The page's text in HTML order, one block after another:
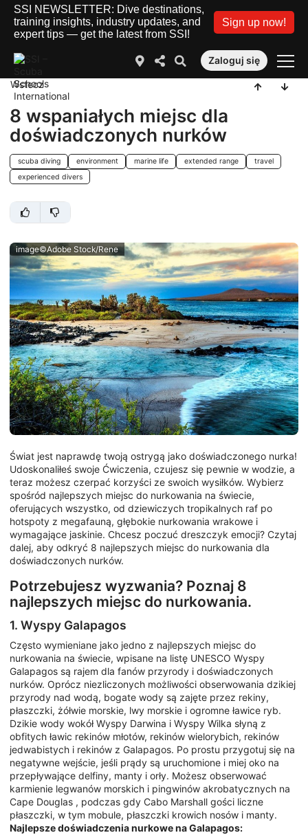
SSI NEWSLETTER: Dive destinations,
training insights, industry updates, and
expert tips — get the latest from SSI!
Sign up now!
Zaloguj się
Wstecz
8 wspaniałych miejsc dla
doświadczonych nurków
scuba diving environment marine life extended range
travel
experienced divers
image©Adobe Stock/Rene
Świat jest naprawdę twoją ostrygą jako doświadczonego nurka!
Udoskonaliłeś swoje Ćwiczenia, czujesz się pewnie w wodzie, a
teraz możesz czerpać korzyści ze swoich wysiłków. Wybierz
spośród najlepszych miejsc do nurkowania na świecie,
oferujących wszystko, od dziewiczych tropikalnych raf po
hotspoty z megafauną, głębokie nurkowania wrakowe i
wymagające jaskinie. Chcesz poczuć dreszczyk emocji? Czytaj
dalej, aby odkryć 8 najlepszych miejsc do nurkowania dla
doświadczonych nurków.
Potrzebujesz wyzwania? Poznaj 8
najlepszych miejsc do nurkowania.
1. Wyspy Galapagos
Często wymieniane jako jedno z najlepszych miejsc do
nurkowania na świecie, wpisane na listę UNESCO Wyspy
Galapagos są rajem dla fanów przyrody i doświadczonych
nurków. Oprócz niezliczonych możliwości obserwowania dzikiej
przyrody nad wodą, bogate wody są zajęte przez rekiny,
płaszczki, żółwie morskie, lwy morskie i ogromne ławice ryb.
Dzikie wody wokół Wyspy Darwina i Wyspy Wilka słyną z
obfitych ławic rekinów młotów, rekinów wielorybich, rekinów
jedwabistych i rekinów z Galapagos. Po prostu przygotuj się na
negatywne wejście, jeśli prądy są uruchomione i miej oko na
przepływające delfiny, manty i orły. Możesz obserwować
karmienie legwanów morskich i pingwinów akrobatycznych na
Cape Douglas , podczas gdy Cabo Marshall gości liczne
płaszczki, w tym mobule, płaszczki krowich nosów i manty.
Najlepsze doświadczenia nurkowe na Galapagos: